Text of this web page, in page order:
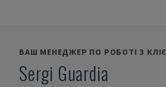
ВАШ МЕНЕДЖЕР ПО РОБОТІ З
Sergi Guardia